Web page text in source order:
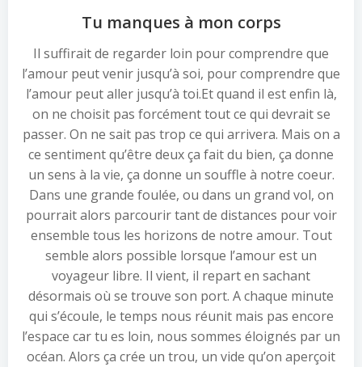
Tu manques à mon corps
Il suffirait de regarder loin pour comprendre que
l’amour peut venir jusqu’à soi, pour comprendre que
l’amour peut aller jusqu’à toi.Et quand il est enfin là,
on ne choisit pas forcément tout ce qui devrait se
passer. On ne sait pas trop ce qui arrivera. Mais on a
ce sentiment qu’être deux ça fait du bien, ça donne
un sens à la vie, ça donne un souffle à notre coeur.
Dans une grande foulée, ou dans un grand vol, on
pourrait alors parcourir tant de distances pour voir
ensemble tous les horizons de notre amour. Tout
semble alors possible lorsque l’amour est un
voyageur libre. Il vient, il repart en sachant
désormais où se trouve son port. A chaque minute
qui s’écoule, le temps nous réunit mais pas encore
l’espace car tu es loin, nous sommes éloignés par un
océan. Alors ça crée un trou, un vide qu’on aperçoit